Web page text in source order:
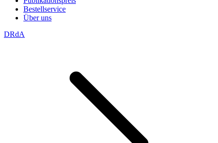
Bestellservice
Über uns
DRdA